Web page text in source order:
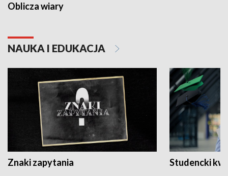
Oblicza wiary
NAUKA I EDUKACJA
Znaki zapytania Studencki